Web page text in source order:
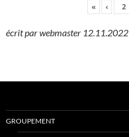
« ‹
écrit par webmaster 12.11.2022
GROUPEMENT